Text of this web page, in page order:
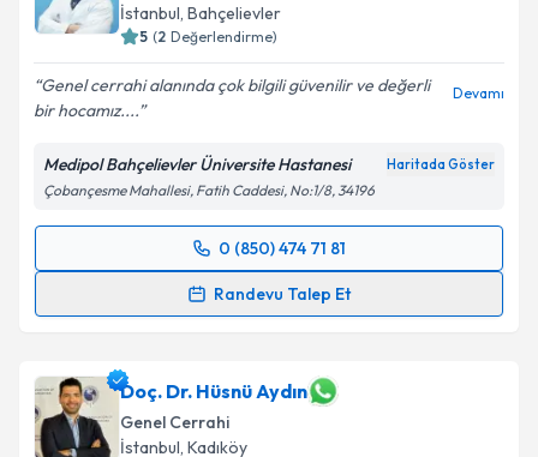
İstanbul, Bahçelievler
5 (2 Değerlendirme)
Genel cerrahi alanında çok bilgili güvenilir ve değerli
bir hocamız....
Devamı
Medipol Bahçelievler Üniversite Hastanesi Haritada Göster
Çobançesme Mahallesi, Fatih Caddesi, No:1/8, 34196
0 (850) 474 71 81
Randevu Talep Et
Randevu Takvimi Talebi
takvim hazırlandığında e-posta ile bilgilendireceğiz.
E-posta Adresiniz
Doç. Dr. Hüsnü Aydın
Genel Cerrahi
İstanbul, Kadıköy